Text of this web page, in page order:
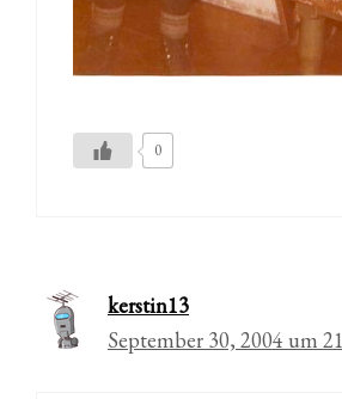
0
kerstin13
September 30, 2004 um